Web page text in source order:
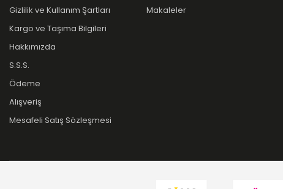
Gizlilik ve Kullanım Şartları
Kargo ve Taşıma Bilgileri
Hakkımızda
S.S.S.
Ödeme
Alışveriş
Mesafeli Satış Sözleşmesi
Makaleler